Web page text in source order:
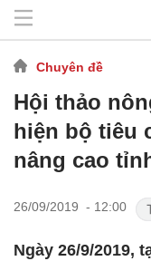
Chuyên đề
Hội thảo
hiện bộ tiêu
nâng cao
26/09/2019 - 12:00
Ngày 26/9/2019,